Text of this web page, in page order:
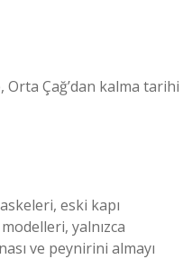
Orta Çağ’dan kalma tarihi
eski kapı
yalnızca
ve peynirini almayı